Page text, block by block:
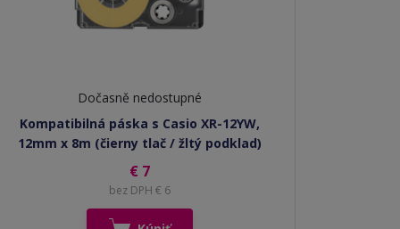
Dočasně nedostupné
Kompatibilná páska s Casio XR-12YW,
12mm x 8m (čierny tlač / žltý podklad)
€ 7
bez DPH € 6